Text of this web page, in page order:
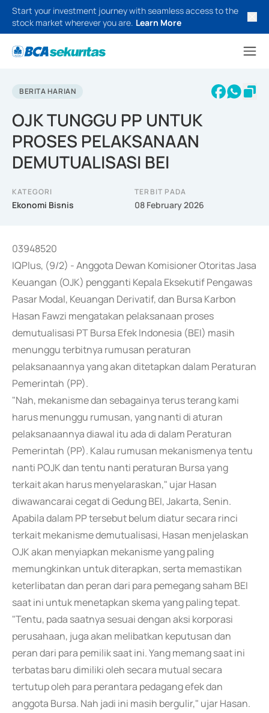
Start your investment journey with seamless access to the
stock market wherever you are. Learn More
BERITA HARIAN
OJK TUNGGU PP UNTUK
PROSES PELAKSANAAN
DEMUTUALISASI BEI
KATEGORI
Ekonomi Bisnis
TERBIT PADA
08 February 2026
03948520
IQPlus, (9/2) - Anggota Dewan Komisioner Otoritas Jasa
Keuangan (OJK) pengganti Kepala Eksekutif Pengawas
Pasar Modal, Keuangan Derivatif, dan Bursa Karbon
Hasan Fawzi mengatakan pelaksanaan proses
demutualisasi PT Bursa Efek Indonesia (BEI) masih
menunggu terbitnya rumusan peraturan
pelaksanaannya yang akan ditetapkan dalam Peraturan
Pemerintah (PP).
"Nah, mekanisme dan sebagainya terus terang kami
harus menunggu rumusan, yang nanti di aturan
pelaksanaannya diawal itu ada di dalam Peraturan
Pemerintah (PP). Kalau rumusan mekanismenya tentu
nanti POJK dan tentu nanti peraturan Bursa yang
terkait akan harus menyelaraskan," ujar Hasan
diwawancarai cegat di Gedung BEI, Jakarta, Senin.
Apabila dalam PP tersebut belum diatur secara rinci
terkait mekanisme demutualisasi, Hasan menjelaskan
OJK akan menyiapkan mekanisme yang paling
memungkinkan untuk diterapkan, serta memastikan
keterlibatan dan peran dari para pemegang saham BEI
saat ini untuk menetapkan skema yang paling tepat.
"Tentu, pada saatnya sesuai dengan aksi korporasi
perusahaan, juga akan melibatkan keputusan dan
peran dari para pemilik saat ini. Yang memang saat ini
terbatas baru dimiliki oleh secara mutual secara
tertutup oleh para perantara pedagang efek dan
anggota Bursa. Nah jadi ini masih bergulir," ujar Hasan.